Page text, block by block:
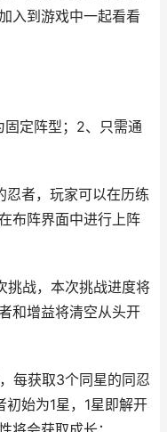
入到游戏中一起看看
固定阵型；2、只需通
忍者，玩家可以在历练
布阵界面中进行上阵
挑战，本次挑战进度将
和增益将清空从头开
每获取3个同星的同忍
始为1星，1星即解开